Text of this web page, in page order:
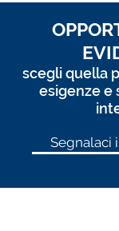
scegli quella
esigenze e
Segnalaci